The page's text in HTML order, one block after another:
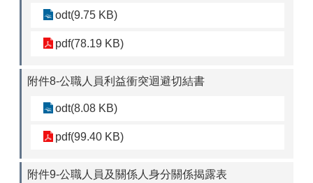
odt(9.75 KB)
pdf(78.19 KB)
附件8-公職人員利益衝突迴避切結書
odt(8.08 KB)
pdf(99.40 KB)
附件9-公職人員及關係人身分關係揭露表